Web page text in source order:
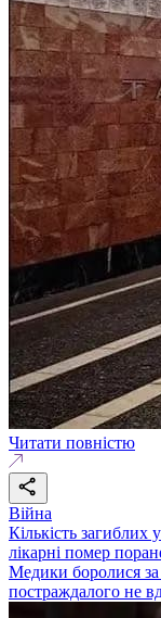
Читати повністю
Війна
Кількість загиблих
лікарні помер
Медики боролися
постраждалого не